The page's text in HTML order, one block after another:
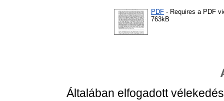
PDF - Requires a PDF
763kB
Általában elfogadott